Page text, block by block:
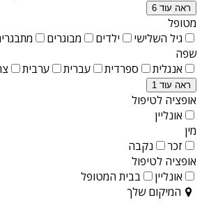
ראה עוד 6
מטופל
גיל השלישי
ילדים מבוגרים
שפה
אנגלית
ספרדית עברית ערבית
ראה עוד 1
אופציה לטיפול
אונליין
מין
זכר
נקבה
אופציה לטיפול
אונליין
בבית המטופל
המיקום שלך